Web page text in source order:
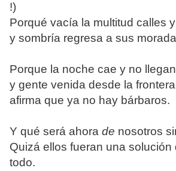
!)
Porqué vacía la multitud calles
y sombría regresa a sus
Porque la noche cae y no
y gente venida desde la frontera
afirma que ya no hay bárbaros.
Y qué será ahora de nosotros
Quizá ellos fueran una solución
todo.